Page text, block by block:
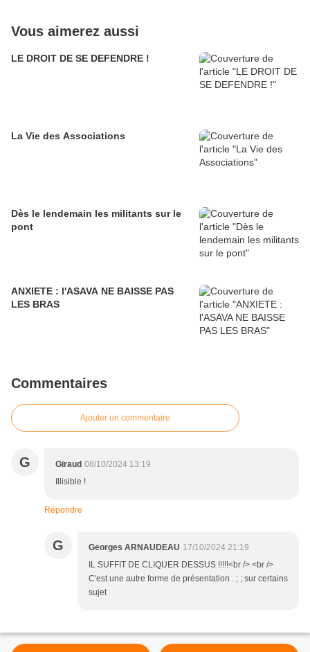
Vous aimerez aussi
LE DROIT DE SE DEFENDRE !
La Vie des Associations
Dès le lendemain les militants sur le
pont
ANXIETE : l'ASAVA NE BAISSE PAS
LES BRAS
Commentaires
Ajouter un commentaire
G Giraud 08/10/2024 13:19
Illisible !
Répondre
G Georges ARNAUDEAU 17/10/2024 21:19
IL SUFFIT DE CLIQUER DESSUS !!!!!<br /> <br />
C'est une autre forme de présentation . ; ; sur certains
sujet